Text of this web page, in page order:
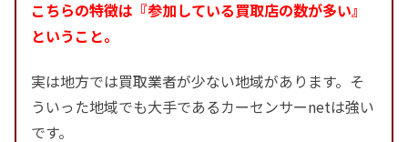
こちらの特徴は『参加している買取店の数が多い』
ということ。
実は地方では買取業者が少ない地域があります。そ
ういった地域でも大手であるカーセンサーnetは強い
です。